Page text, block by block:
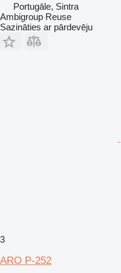
Portugāle, Sintra
Ambigroup Reuse
Sazināties ar pārdevēju
3
ARO P-252